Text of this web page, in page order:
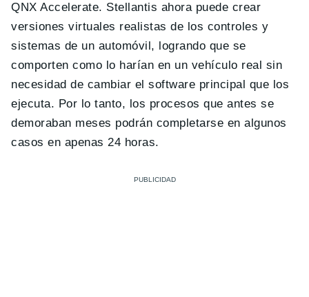
QNX Accelerate. Stellantis ahora puede crear
versiones virtuales realistas de los controles y
sistemas de un automóvil, logrando que se
comporten como lo harían en un vehículo real sin
necesidad de cambiar el software principal que los
ejecuta. Por lo tanto, los procesos que antes se
demoraban meses podrán completarse en algunos
casos en apenas 24 horas.